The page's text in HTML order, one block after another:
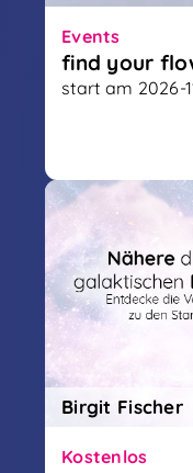
Events
find your
start am 2026-
Birgit Fischer
Kostenlos